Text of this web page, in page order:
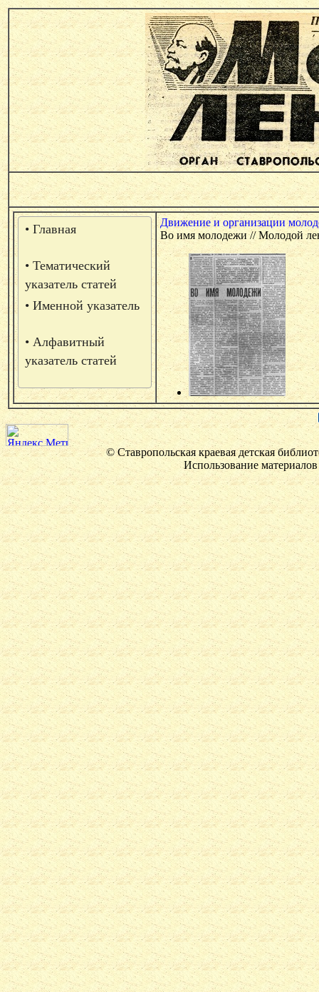
• Главная
• Тематический
указатель статей
• Именной указатель
• Алфавитный
указатель статей
Движение и организации
Во имя молодежи // Молодой
© Ставропольская краевая детская
Использование